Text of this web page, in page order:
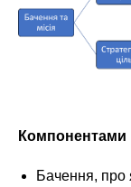
Компонентами
Бачення, про